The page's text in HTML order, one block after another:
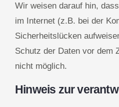
Wir weisen darauf hin,
im Internet (z.B. bei der
Sicherheitslücken
Schutz der Daten vor dem
nicht möglich.
Hinweis zur